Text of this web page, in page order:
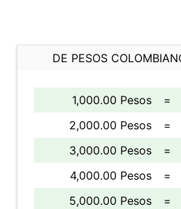
DE PESOS
1,000.00 Pesos =
2,000.00 Pesos
=
3,000.00 Pesos
=
4,000.00 Pesos
=
5,000.00 Pesos
=